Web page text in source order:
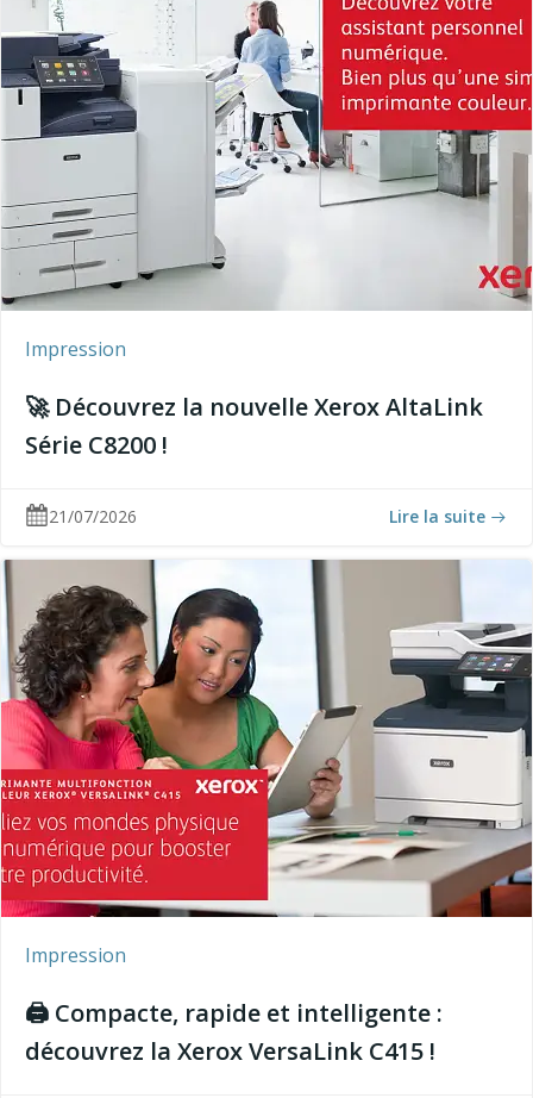
Impression
🚀 Découvrez la nouvelle Xerox AltaLink
Série C8200 !
21/07/2026 Lire la suite
Impression
🖨️ Compacte, rapide et intelligente :
découvrez la Xerox VersaLink C415 !